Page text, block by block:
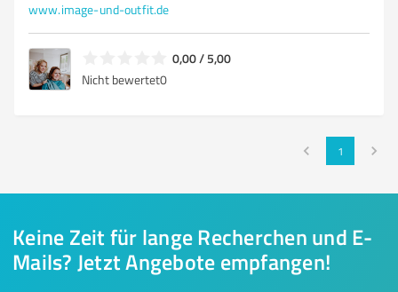
www.image-und-outfit.de
0,00 / 5,00
Nicht bewertet0
1
Keine Zeit für lange Recherchen und E-
Mails? Jetzt Angebote empfangen!